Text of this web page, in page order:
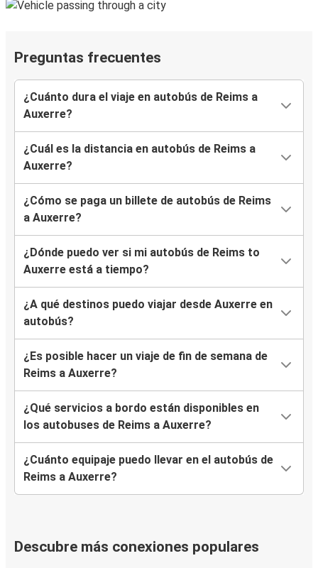
Preguntas frecuentes
¿Cuánto dura el viaje en autobús de Reims a
Auxerre?
¿Cuál es la distancia en autobús de Reims a
Auxerre?
¿Cómo se paga un billete de autobús de Reims
a Auxerre?
¿Dónde puedo ver si mi autobús de Reims to
Auxerre está a tiempo?
¿A qué destinos puedo viajar desde Auxerre en
autobús?
¿Es posible hacer un viaje de fin de semana de
Reims a Auxerre?
¿Qué servicios a bordo están disponibles en
los autobuses de Reims a Auxerre?
¿Cuánto equipaje puedo llevar en el autobús de
Reims a Auxerre?
Descubre más conexiones populares